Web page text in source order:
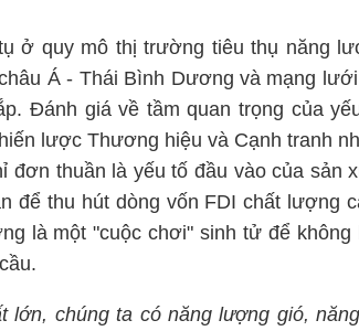
ở quy mô thị trường tiêu thụ năng
Á - Thái Bình Dương và mạng
Đánh giá về tầm quan trọng của
lược Thương hiệu và Cạnh tranh
đơn thuần là yếu tố đầu vào của sản
để thu hút dòng vốn FDI chất lượng
là một "cuộc chơi" sinh tử để
lớn, chúng ta có năng lượng gió,